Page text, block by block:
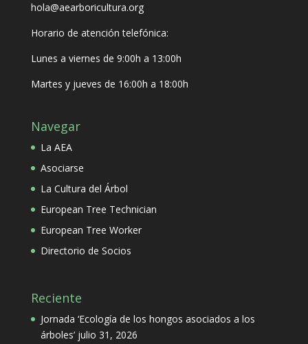
hola@aearboricultura.org
Horario de atención telefónica:
Lunes a viernes de 9:00h a 13:00h
Martes y jueves de 16:00h a 18:00h
Navegar
La AEA
Asociarse
La Cultura del Árbol
European Tree Technician
European Tree Worker
Directorio de Socios
Reciente
Jornada ‘Ecología de los hongos asociados a los
árboles’ julio 31, 2026